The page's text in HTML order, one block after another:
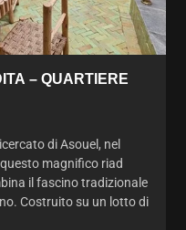
– QUARTIERE
di Asouel, nel
magnifico riad
il fascino tradizionale
Costruito su un lotto di